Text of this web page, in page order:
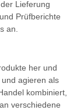
Lieferung
Prüfberichte
an.
her und
agieren als
kombiniert,
verschiedene